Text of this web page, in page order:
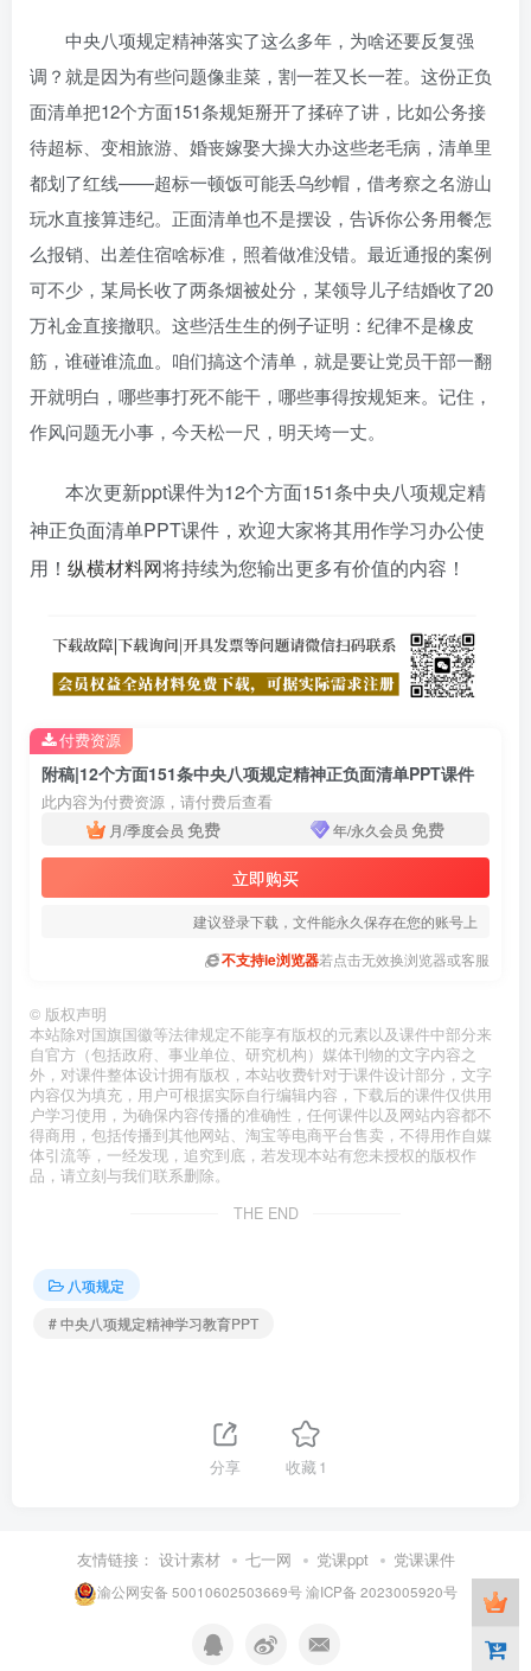
中央八项规定精神落实了这么多年，为啥还要反复强
调？就是因为有些问题像韭菜，割一茬又长一茬。这份正负
面清单把12个方面151条规矩掰开了揉碎了讲，比如公务接
待超标、变相旅游、婚丧嫁娶大操大办这些老毛病，清单里
都划了红线——超标一顿饭可能丢乌纱帽，借考察之名游山
玩水直接算违纪。正面清单也不是摆设，告诉你公务用餐怎
么报销、出差住宿啥标准，照着做准没错。最近通报的案例
可不少，某局长收了两条烟被处分，某领导儿子结婚收了20
万礼金直接撤职。这些活生生的例子证明：纪律不是橡皮
筋，谁碰谁流血。咱们搞这个清单，就是要让党员干部一翻
开就明白，哪些事打死不能干，哪些事得按规矩来。记住，
作风问题无小事，今天松一尺，明天垮一丈。
本次更新ppt课件为12个方面151条中央八项规定精
神正负面清单PPT课件，欢迎大家将其用作学习办公使
用！ 纵横材料网将持续为您输出更多有价值的内容！
附稿|12个方面151条中央八项规定精神正负面清单PPT课件
此内容为付费资源，请付费后查看
月/季度会员 免费 年/永久会员 免费
立即购买
建议登录下载，文件能永久保存在您的账号上
不支持ie浏览器若点击无效换浏览器或客服
付费资源
© 版权声明
本站除对国旗国徽等法律规定不能享有版权的元素以及课件中部分来
自官方（包括政府、事业单位、研究机构）媒体刊物的文字内容之
外，对课件整体设计拥有版权，本站收费针对于课件设计部分，文字
内容仅为填充，用户可根据实际自行编辑内容，下载后的课件仅供用
户学习使用，为确保内容传播的准确性，任何课件以及网站内容都不
得商用，包括传播到其他网站、淘宝等电商平台售卖，不得用作自媒
体引流等，一经发现，追究到底，若发现本站有您未授权的版权作
品，请立刻与我们联系删除。
THE END
八项规定
# 中央八项规定精神学习教育PPT
分享 收藏1
友情链接： 设计素材 七一网 党课ppt 党课课件
渝公网安备 50010602503669号渝ICP备 2023005920号